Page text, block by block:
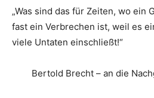
„Was sind das für Zeiten, wo ein
fast ein Verbrechen ist, weil es
viele Untaten einschließt!“
Bertold Brecht – an die